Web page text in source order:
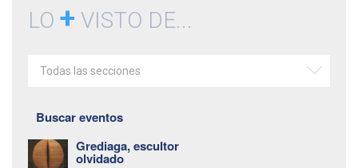
LO + VISTO DE...
Todas las secciones
Buscar eventos
Grediaga, escultor
olvidado